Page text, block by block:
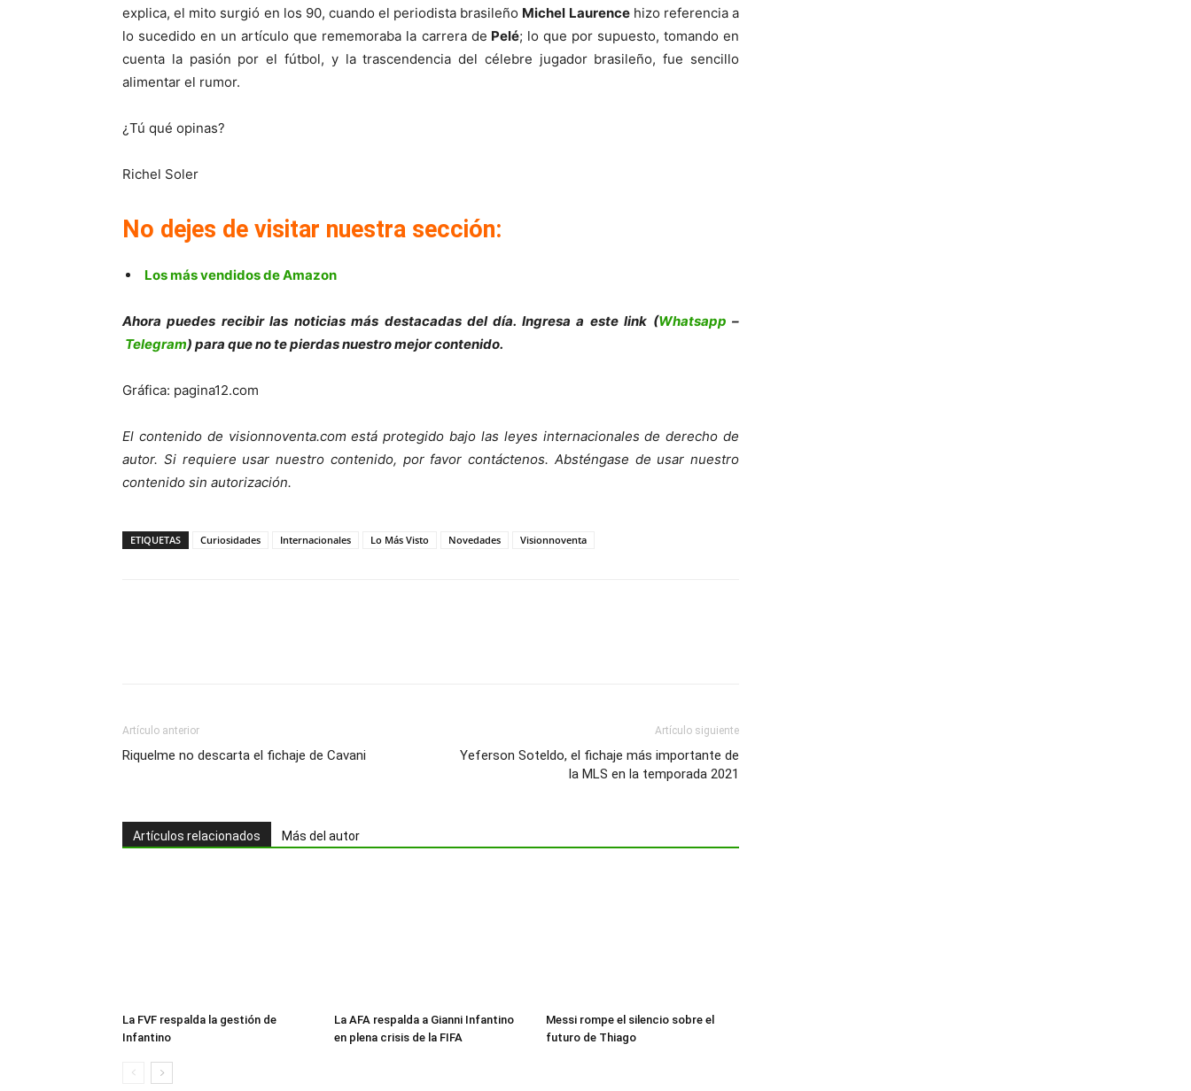
explica, el mito surgió en los 90, cuando el periodista brasileño Michel Laurencehizo referencia a
lo sucedido en un artículo que rememoraba la carrera de Pelé; lo que por supuesto, tomando en
cuenta la pasión por el fútbol, y la trascendencia del célebre jugador brasileño, fue sencillo
alimentar el rumor.
¿Tú qué opinas?
Richel Soler
No dejes de visitar nuestra sección:
Los más vendidos de Amazon
Ahora puedes recibir las noticias más destacadas del día. Ingresa a este link (Whatsapp –
Telegram) para que no te pierdas nuestro mejor contenido.
Gráfica: pagina12.com
El contenido de visionnoventa.com está protegido bajo las leyes internacionales de derecho de
autor. Si requiere usar nuestro contenido, por favor contáctenos. Absténgase de usar nuestro
contenido sin autorización.
ETIQUETAS Curiosidades Internacionales Lo Más Visto Novedades Visionnoventa
Artículo anterior
Riquelme no descarta el fichaje de Cavani
Artículo siguiente
Yeferson Soteldo, el fichaje más importante de
la MLS en la temporada 2021
Artículos relacionados Más del autor
La FVF respalda la gestión de
Infantino
La AFA respalda a Gianni Infantino
en plena crisis de la FIFA
Messi rompe el silencio sobre el
futuro de Thiago